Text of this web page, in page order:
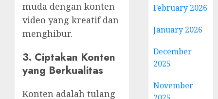
muda dengan konten
video yang kreatif dan
menghibur.
3. Ciptakan Konten
yang Berkualitas
Konten adalah tulang
February 2026
January 2026
December
2025
November